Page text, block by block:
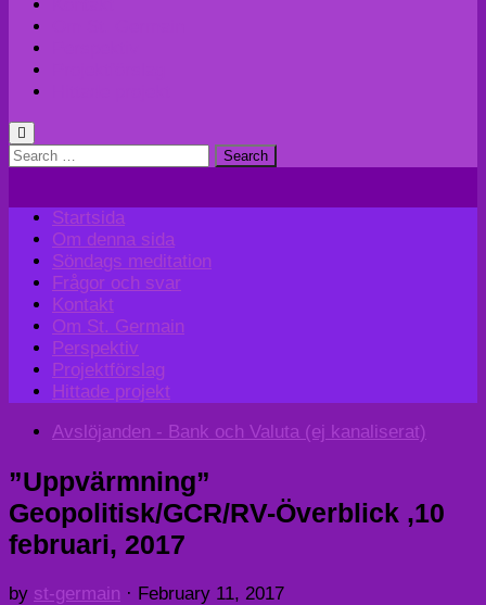
Search
Startsida
Om denna sida
Söndags meditation
Frågor och svar
Kontakt
Om St. Germain
Perspektiv
Projektförslag
Hittade projekt
Avslöjanden - Bank och Valuta (ej kanaliserat)
”Uppvärmning”
Geopolitisk/GCR/RV-Överblick ,10
februari, 2017
by st-germain · February 11, 2017